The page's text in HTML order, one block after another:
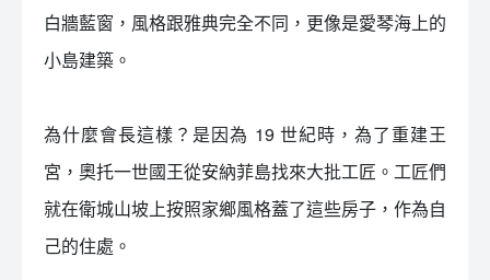
白牆藍窗，風格跟雅典完全不同，更像是愛琴海上的
小島建築。
為什麼會長這樣？是因為 19 世紀時，為了重建王
宮，奧托一世國王從安納菲島找來大批工匠。工匠們
就在衛城山坡上按照家鄉風格蓋了這些房子，作為自
己的住處。